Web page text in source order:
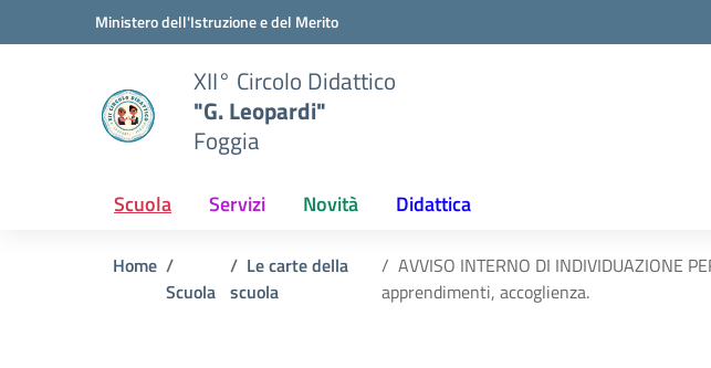
Vai ai contenuti
Vai al menu di navigazioneMinistero dell'Istruzione e del Merito
XII° Circolo Didattico
"G. Leopardi"
Foggia
Scuola Servizi Novità Didattica
Home
Scuola
Le carte della
scuola
AVVISO INTERNO DI INDIVIDUAZIONE
apprendimenti, accoglienza.